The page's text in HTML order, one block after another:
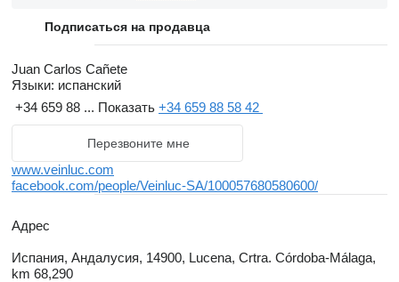
Подписаться на продавца
Juan Carlos Cañete
Языки: испанский
+34 659 88 ... Показать +34 659 88 58 42
Перезвоните мне
www.veinluc.com
facebook.com/people/Veinluc-SA/100057680580600/
Адрес
Испания, Андалусия, 14900, Lucena, Crtra. Córdoba-Málaga,
km 68,290